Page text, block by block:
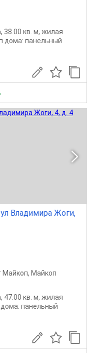
38.00 кв. м, жилая
дома: панельный
Владимира Жоги,
Майкоп, Майкоп
47.00 кв. м, жилая
панельный